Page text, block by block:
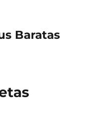
Baratas